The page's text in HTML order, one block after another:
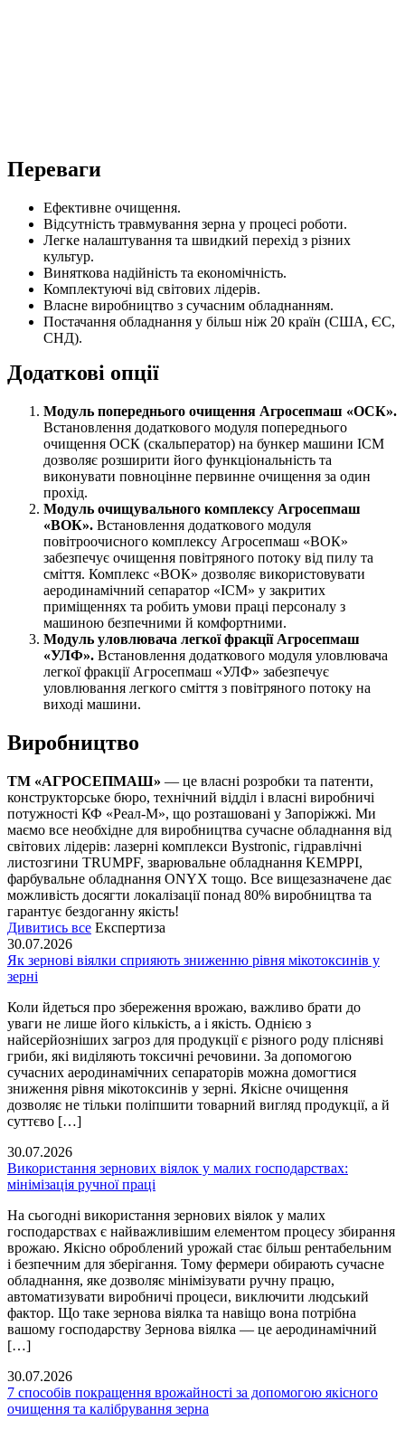
Переваги
Ефективне очищення.
Відсутність травмування зерна у процесі роботи.
Легке налаштування та швидкий перехід з різних
культур.
Виняткова надійність та економічність.
Комплектуючі від світових лідерів.
Власне виробництво з сучасним обладнанням.
Постачання обладнання у більш ніж 20 країн (США, ЄС,
СНД).
Додаткові опції
Модуль попереднього очищення Агросепмаш «ОСК».
Встановлення додаткового модуля попереднього
очищення ОСК (скальператор) на бункер машини ІСМ
дозволяє розширити його функціональність та
виконувати повноцінне первинне очищення за один
прохід.
Модуль очищувального комплексу Агросепмаш
«ВОК». Встановлення додаткового модуля
повітроочисного комплексу Агросепмаш «ВОК»
забезпечує очищення повітряного потоку від пилу та
сміття. Комплекс «ВОК» дозволяє використовувати
аеродинамічний сепаратор «ІСМ» у закритих
приміщеннях та робить умови праці персоналу з
машиною безпечними й комфортними.
Модуль уловлювача легкої фракції Агросепмаш
«УЛФ». Встановлення додаткового модуля уловлювача
легкої фракції Агросепмаш «УЛФ» забезпечує
уловлювання легкого сміття з повітряного потоку на
виході машини.
Виробництво
ТМ «АГРОСЕПМАШ» — це власні розробки та патенти,
конструкторське бюро, технічний відділ і власні виробничі
потужності КФ «Реал-М», що розташовані у Запоріжжі. Ми
маємо все необхідне для виробництва сучасне обладнання від
світових лідерів: лазерні комплекси Bystronic, гідравлічні
листозгини TRUMPF, зварювальне обладнання KEMPPI,
фарбувальне обладнання ONYX тощо. Все вищезазначене дає
можливість досягти локалізації понад 80% виробництва та
гарантує бездоганну якість!
Дивитись все Експертиза
30.07.2026
Як зернові віялки сприяють зниженню рівня мікотоксинів у
зерні
Коли йдеться про збереження врожаю, важливо брати до
уваги не лише його кількість, а і якість. Однією з
найсерйозніших загроз для продукції є різного роду плісняві
гриби, які виділяють токсичні речовини. За допомогою
сучасних аеродинамічних сепараторів можна домогтися
зниження рівня мікотоксинів у зерні. Якісне очищення
дозволяє не тільки поліпшити товарний вигляд продукції, а й
суттєво […]
30.07.2026
Використання зернових віялок у малих господарствах:
мінімізація ручної праці
На сьогодні використання зернових віялок у малих
господарствах є найважливішим елементом процесу збирання
врожаю. Якісно оброблений урожай стає більш рентабельним
і безпечним для зберігання. Тому фермери обирають сучасне
обладнання, яке дозволяє мінімізувати ручну працю,
автоматизувати виробничі процеси, виключити людський
фактор. Що таке зернова віялка та навіщо вона потрібна
вашому господарству Зернова віялка — це аеродинамічний
[…]
30.07.2026
7 способів покращення врожайності за допомогою якісного
очищення та калібрування зерна